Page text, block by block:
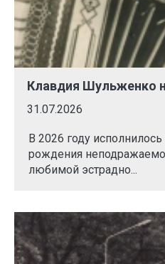
Клавдия Шульженко
31.07.2026
В 2026 году
рождения
любимой эстрадно...